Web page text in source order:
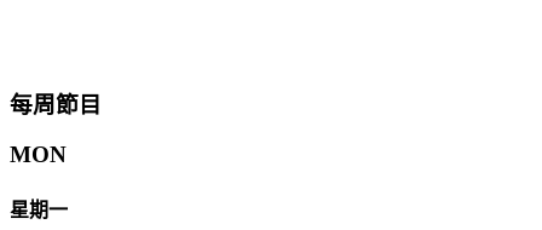
每周節目
MON
星期一